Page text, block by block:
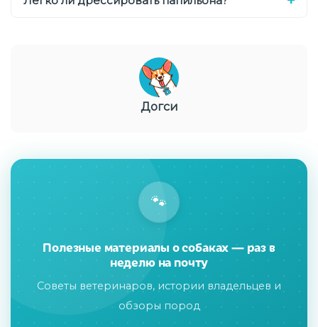
Догси
🐾
Полезные материалы о собаках — раз в
неделю на почту
Советы ветеринаров, истории владельцев и
обзоры пород